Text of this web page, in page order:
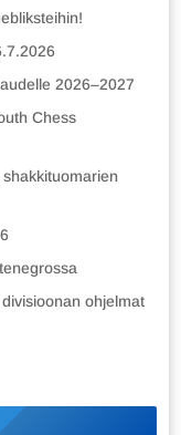
2026–2027
Chess
ohjelmat